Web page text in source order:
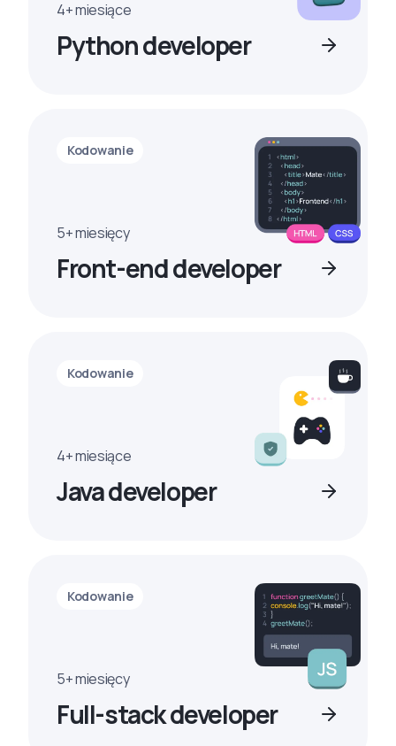
4+ miesiące
Python developer
Kodowanie
5+ miesięcy
Front-end developer
Kodowanie
4+ miesiące
Java developer
Kodowanie
5+ miesięcy
Full-stack developer